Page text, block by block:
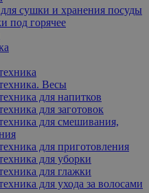
сушки и хранения посуды
под горячее
Весы
для напитков
для заготовок
для смешивания,
для приготовления
для уборки
для глажки
для ухода за волосами